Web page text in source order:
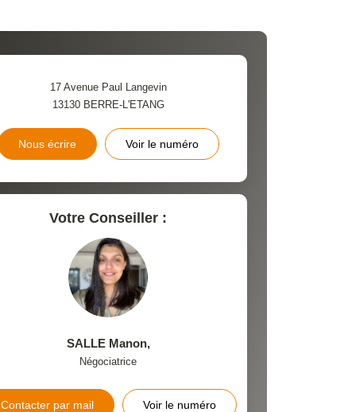
17 Avenue Paul Langevin
13130 BERRE-L'ETANG
Nous écrire Voir le numéro
Votre Conseiller :
SALLE Manon,
Négociatrice
Contacter par mail Voir le numéro